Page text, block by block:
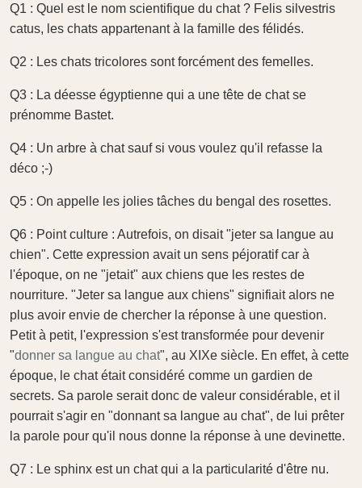
Q1 : Quel est le nom scientifique du chat ? Felis silvestris
catus, les chats appartenant à la famille des félidés.
Q2 : Les chats tricolores sont forcément des femelles.
Q3 : La déesse égyptienne qui a une tête de chat se
prénomme Bastet.
Q4 : Un arbre à chat sauf si vous voulez qu'il refasse la
déco ;-)
Q5 : On appelle les jolies tâches du bengal des rosettes.
Q6 : Point culture : Autrefois, on disait "jeter sa langue au
chien". Cette expression avait un sens péjoratif car à
l'époque, on ne "jetait" aux chiens que les restes de
nourriture. "Jeter sa langue aux chiens" signifiait alors ne
plus avoir envie de chercher la réponse à une question.
Petit à petit, l'expression s'est transformée pour devenir
"donner sa langue au chat", au XIXe siècle. En effet, à cette
époque, le chat était considéré comme un gardien de
secrets. Sa parole serait donc de valeur considérable, et il
pourrait s'agir en "donnant sa langue au chat", de lui prêter
la parole pour qu'il nous donne la réponse à une devinette.
Q7 : Le sphinx est un chat qui a la particularité d'être nu.